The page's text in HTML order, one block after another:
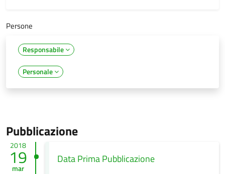
Persone
Responsabile
Personale
Pubblicazione
2018
19
mar
Data Prima Pubblicazione